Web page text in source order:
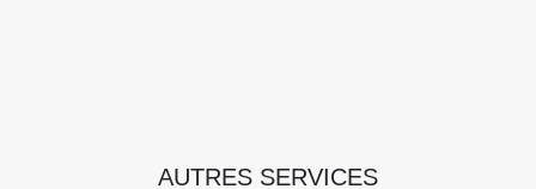
AUTRES SERVICES